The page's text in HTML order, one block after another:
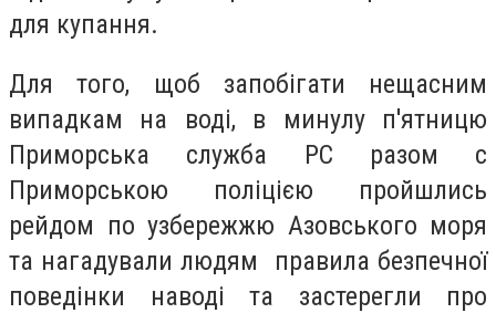
для купання.
Для того, щоб запобігати нещасним
випадкам на воді, в минулу п'ятницю
Приморська служба РС разом с
Приморською поліцією пройшлись
рейдом по узбережжю Азовського моря
та нагадували людям правила безпечної
поведінки наводі та застерегли про